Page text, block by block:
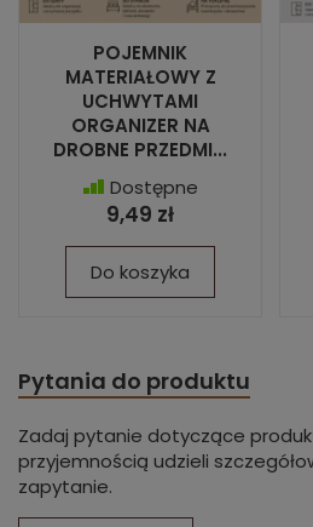
POJEMNIK
MATERIAŁOWY Z
UCHWYTAMI
ORGANIZER NA
DROBNE PRZEDMI...
Dostępne
9,49 zł
Do koszyka
Pytania do produktu
Zadaj pytanie dotyczące
przyjemnością udzieli
zapytanie.